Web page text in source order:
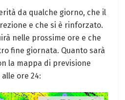
da qualche giorno, che il
e che si è rinforzato.
nelle prossime ore e che
fine giornata. Quanto sarà
la mappa di previsione
ore 24: